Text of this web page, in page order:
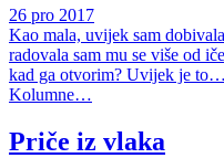
26 pro 2017
Kao mala, uvijek sam
radovala sam mu se više od
kad ga otvorim? Uvijek je to…
Kolumne…
Priče iz vlaka